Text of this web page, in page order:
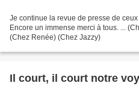
Je continue la revue de presse de ceux
Encore un immense merci à tous. ...
(Chez Renée) (Chez Jazzy)
Il court, il court notre